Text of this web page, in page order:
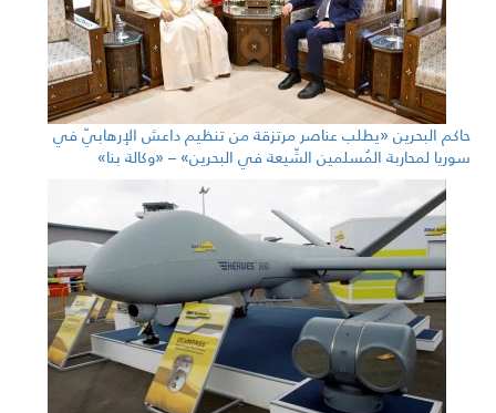
حاكم البحرين «يطلب عناصر مرتزقة من تنظيم داعش الإرهابيّ في
سوريا لمحاربة المُسلمين الشّيعة في البحرين» – «وكالة بنا»